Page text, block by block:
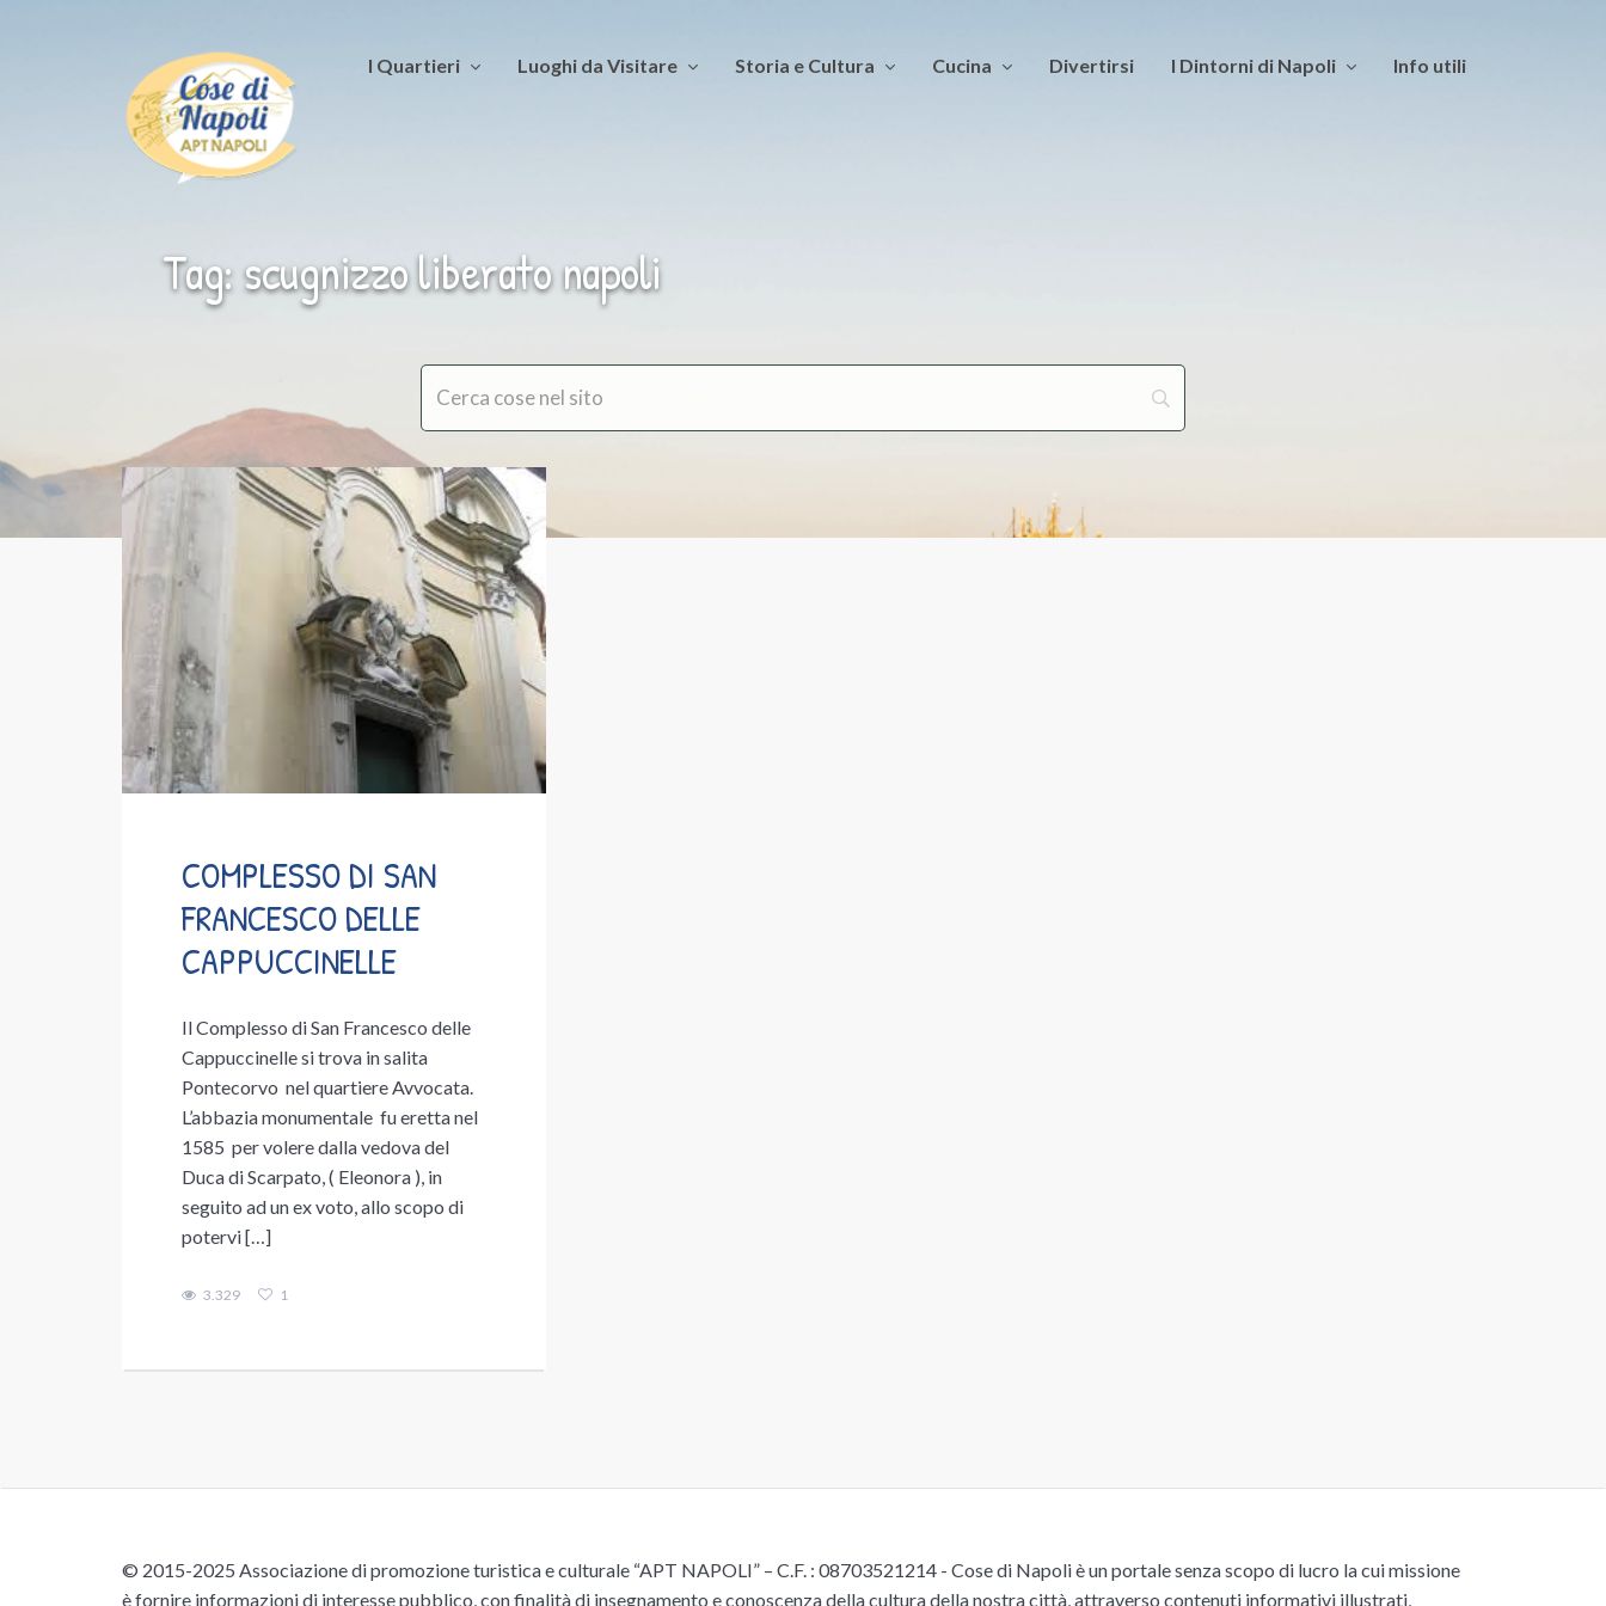
I Quartieri Luoghi da Visitare Storia e Cultura Cucina Divertirsi I Dintorni di Napoli Info utili
Tag: scugnizzo liberato napoli
COMPLESSO DI SAN
FRANCESCO DELLE
CAPPUCCINELLE
Il Complesso di San Francesco delle
Cappuccinelle si trova in salita
Pontecorvo nel quartiere Avvocata.
L’abbazia monumentale fu eretta nel
1585 per volere dalla vedova del
Duca di Scarpato, ( Eleonora ), in
seguito ad un ex voto, allo scopo di
potervi […]
3.329 1
© 2015-2025 Associazione di promozione turistica e culturale “APT NAPOLI” – C.F. : 08703521214 - Cose di Napoli è un portale senza scopo di lucro la cui missione
è fornire informazioni di interesse pubblico, con finalità di insegnamento e conoscenza della cultura della nostra città, attraverso contenuti informativi illustrati,